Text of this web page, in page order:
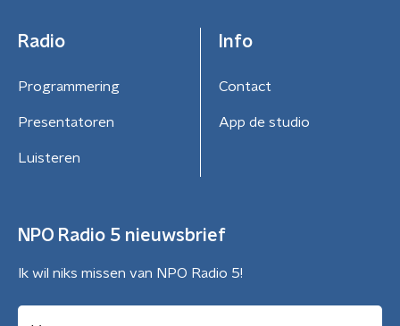
Radio
Programmering
Presentatoren
Luisteren
Info
Contact
App de studio
NPO Radio 5 nieuwsbrief
Ik wil niks missen van NPO Radio 5!